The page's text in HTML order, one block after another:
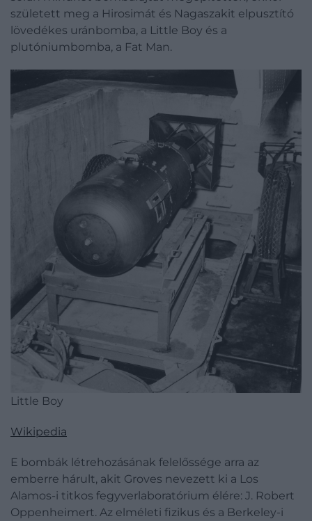
született meg a Hirosimát és Nagaszakit elpusztító
lövedékes uránbomba, a Little Boy és a
plutóniumbomba, a Fat Man.
Little Boy
Wikipedia
E bombák létrehozásának felelőssége arra az
emberre hárult, akit Groves nevezett ki a Los
Alamos-i titkos fegyverlaboratórium élére: J. Robert
Oppenheimert. Az elméleti fizikus és a Berkeley-i